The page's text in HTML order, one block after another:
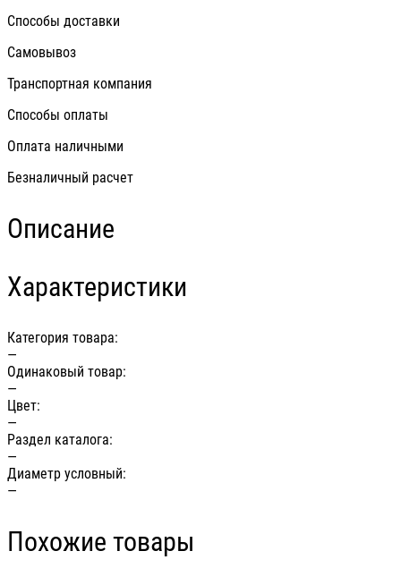
Способы доставки
Самовывоз
Транспортная компания
Способы оплаты
Оплата наличными
Безналичный расчет
Описание
Характеристики
Категория товара:
—
Одинаковый товар:
—
Цвет:
—
Раздел каталога:
—
Диаметр условный:
—
Похожие товары